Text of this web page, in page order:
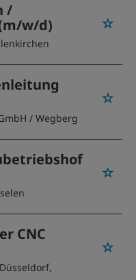
/
w/d)
/ Wegberg
CNC